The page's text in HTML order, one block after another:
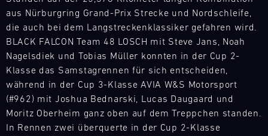
9 10 11 12 13 14 15 16
25 26 27 28 29 30 31
30.07.
-
aus Nürburgring Grand-Prix Strecke und Nordschleife,
die auch bei dem Langstreckenklassiker gefahren wird.
BLACK FALCON Team 48 LOSCH mit Steve Jans, Noah
Nagelsdiek und Tobias Müller konnten in der Cup 2-
Klasse das Samstagrennen für sich entscheiden,
während in der Cup 3-Klasse AVIA W&S Motorsport
(#962) mit Joshua Bednarski, Lucas Daugaard und
Moritz Oberheim ganz oben auf dem Treppchen standen.
In Rennen zwei überquerte in der Cup 2-Klasse